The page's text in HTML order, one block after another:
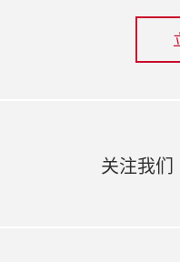
关注我们